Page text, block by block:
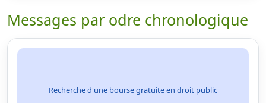
Messages par odre chronologique
Recherche d'une bourse gratuite en droit public